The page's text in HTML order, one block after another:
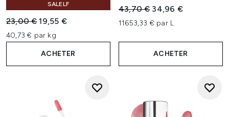
SALELF
Prix de vente :
23,00 €Prix ​​actuel :
19,55 €
40,73 € par kg
ACHETER
Prix de vente :
43,70 € Prix ​​actuel :
34,96 €
11653,33 € par L
ACHETER